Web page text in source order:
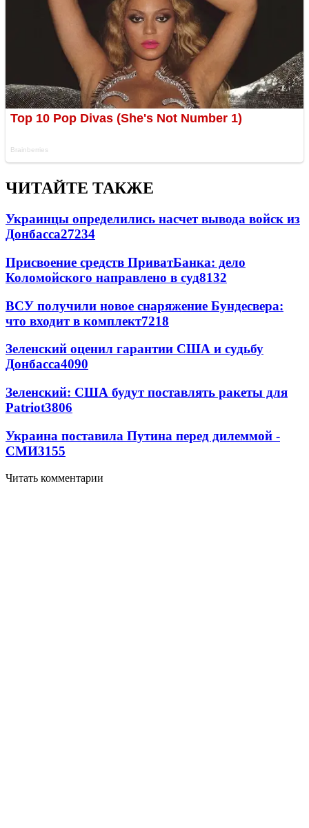
ЧИТАЙТЕ ТАКЖЕ
Украинцы определились насчет вывода войск из
Донбасса27234
Присвоение средств ПриватБанка: дело
Коломойского направлено в суд8132
ВСУ получили новое снаряжение Бундесвера:
что входит в комплект7218
Зеленский оценил гарантии США и судьбу
Донбасса4090
Зеленский: США будут поставлять ракеты для
Patriot3806
Украина поставила Путина перед дилеммой -
СМИ3155
Читать комментарии